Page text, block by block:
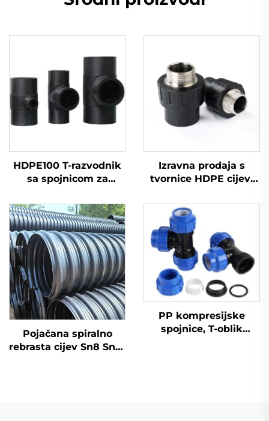
HDPE100 T-razvodnik
sa spojnicom za
Izravna prodaja s
tvornice HDPE cijevi
Pojačana spiralno
rebrasta cijev Sn8 Sn10
PP kompresijske
spojnice, T-oblik